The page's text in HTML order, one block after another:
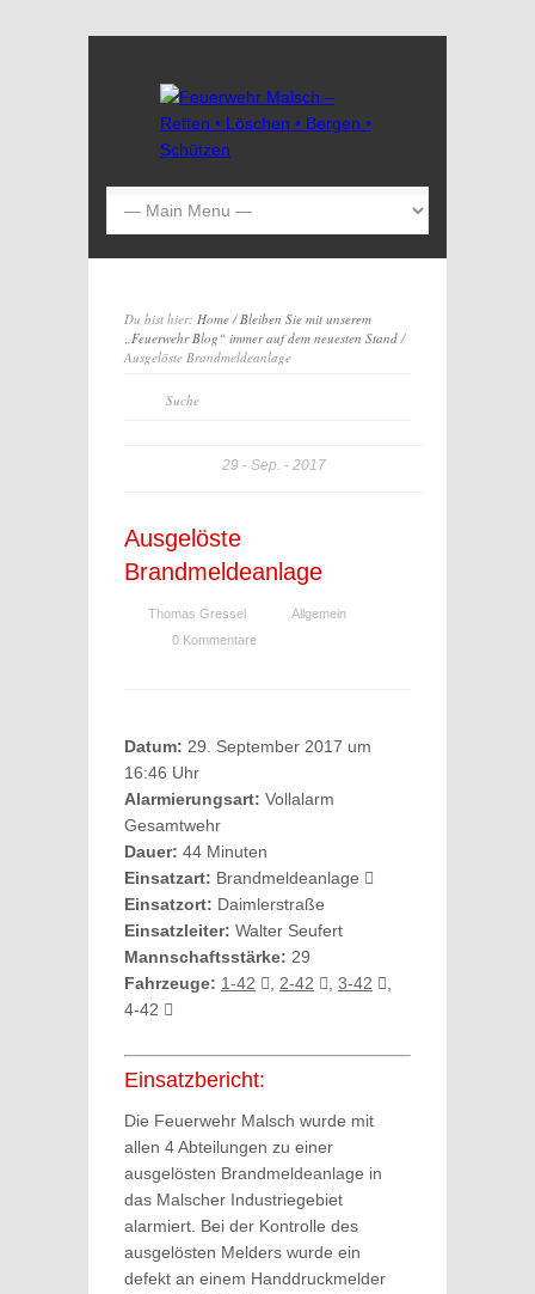
Du bist hier: Home/Bleiben Sie mit unserem
„Feuerwehr Blog“ immer auf dem neuesten Stand/
Ausgelöste Brandmeldeanlage
29 Sep. 2017
Ausgelöste
Brandmeldeanlage
Thomas Gressel
Allgemein
0 Kommentare
Datum: 29. September 2017 um
16:46 Uhr
Alarmierungsart: Vollalarm
Gesamtwehr
Dauer: 44 Minuten
Einsatzart: Brandmeldeanlage
Einsatzort: Daimlerstraße
Einsatzleiter: Walter Seufert
Mannschaftsstärke: 29
Fahrzeuge: 1-42 2-42 3-42
4-42
Einsatzbericht:
Die Feuerwehr Malsch wurde mit
allen 4 Abteilungen zu einer
ausgelösten Brandmeldeanlage in
das Malscher Industriegebiet
alarmiert. Bei der Kontrolle des
ausgelösten Melders wurde ein
defekt an einem Handdruckmelder